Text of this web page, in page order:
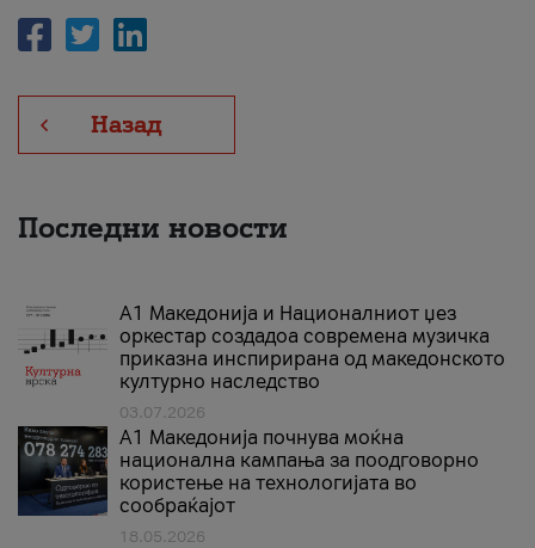
Назад
Последни новости
А1 Македонија и Националниот џез
оркестар создадоа современа музичка
приказна инспирирана од македонското
културно наследство
03.07.2026
A1 Македонија почнува моќна
национална кампања за поодговорно
користење на технологијата во
сообраќајот
18.05.2026